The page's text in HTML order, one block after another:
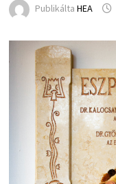
Publikálta HEA